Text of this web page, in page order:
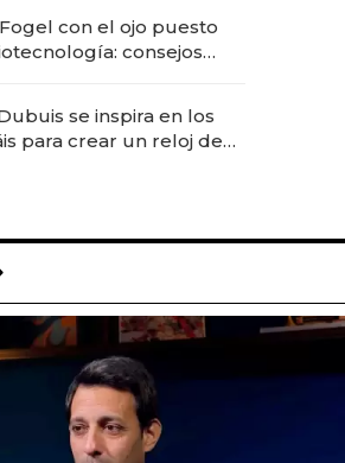
con el ojo puesto
consejos
IA
se inspira en los
para crear un reloj de